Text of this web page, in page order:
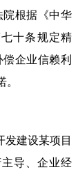
根据《中华
十条规定精
企业信赖利
建设某项目
导、企业经